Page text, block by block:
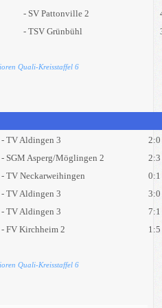
- SV Pattonville 2
- TSV Grünbühl
Quali-Kreisstaffel6
- TV Aldingen 3
2:0
- SGM Asperg/Möglingen 2
2:3
- TV Neckarweihingen
0:1
- TV Aldingen 3
3:0
- TV Aldingen 3
7:1
- FV Kirchheim 2 1:5
Quali-Kreisstaffel6